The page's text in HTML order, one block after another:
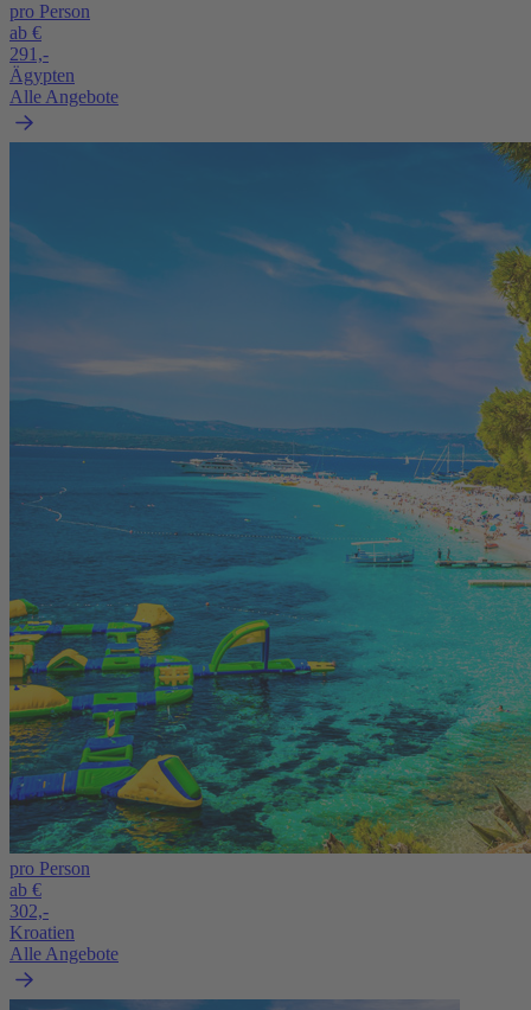
pro Person
ab €
291,-
Ägypten
Alle Angebote
pro Person
ab €
302,-
Kroatien
Alle Angebote